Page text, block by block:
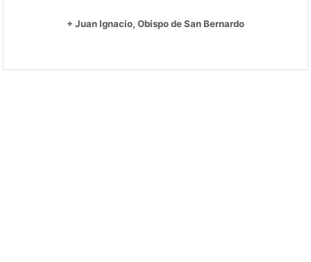
+ Juan Ignacio, Obispo de San Bernardo